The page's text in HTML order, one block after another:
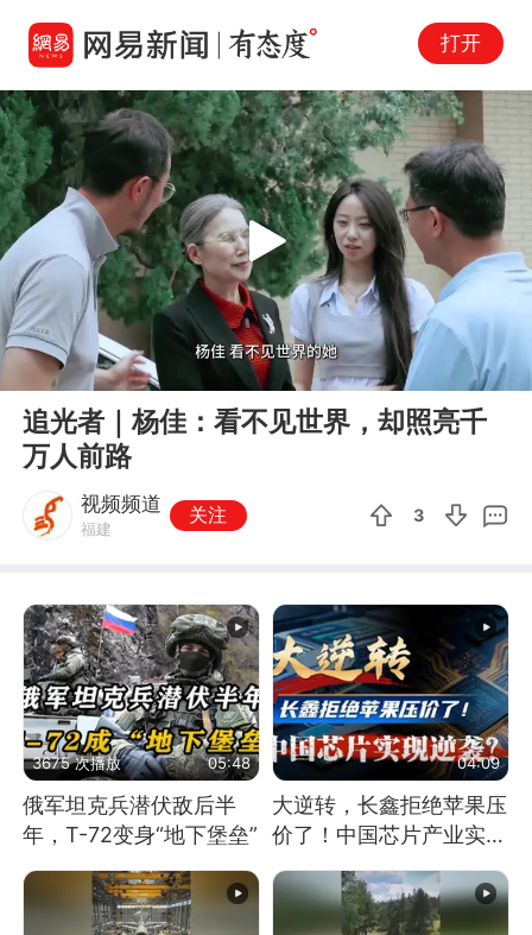
打开
00:00 00:37
Play
追光者｜杨佳：看不见世界，却照亮千
万人前路
视频频道
福建
关注 3
3675 次播放 05:48
俄军坦克兵潜伏敌后半
年，T-72变身“地下堡垒”
04:09
大逆转，长鑫拒绝苹果压
价了！中国芯片产业实现
怎样的逆袭？